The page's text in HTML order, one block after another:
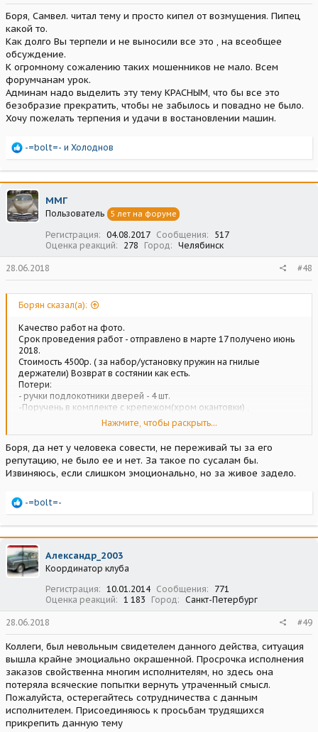
Боря, Самвел. читал тему и просто кипел от возмущения. Пипец
какой то.
Как долго Вы терпели и не выносили все это , на всеобщее
обсуждение.
К огромному сожалению таких мошенников не мало. Всем
форумчанам урок.
Админам надо выделить эту тему КРАСНЫМ, что бы все это
безобразие прекратить, чтобы не забылось и повадно не было.
Хочу пожелать терпения и удачи в востановлении машин.
Р
а
к
ц
и
и
-=bolt=- и Холоднов
ММГ
Пользователь 5 лет на форуме
Регистрация 04.08.2017 Сообщения
517
Оценка реакций
278 Город Челябинск
28.06.2018 #48
Борян сказал(а):
Качество работ на фото.
Срок проведения работ - отправлено в марте 17 получено июнь
2018.
Стоимость 4500р. ( за набор/установку пружин на гнилые
держатели) Возврат в состянии как есть.
Потери:
- ручки подлокотники дверей - 4 шт.
-Поручень в комплекте с крепежом(хром окантовки) ,
-пепельница в комплекте;
-Ручка салазок, одну запескоструили (на Фото)
- вагон моих нервов;
Обещания - найду - верну.
Надежды - честно нет.( последние обещания 22.06.18) На
Человек в январе 2018 извинялся, готовы был все исправить - Вот
результат. Мы пытались сохранить человеку репутацию, но....
Нажмите, чтобы раскрыть...
Боря, да нет у человека совести, не переживай ты за его
репутацию, не было ее и нет. За такое по сусалам бы.
Извиняюсь, если слишком эмоционально, но за живое задело.
Р
а
к
ц
и
и
-=bolt=-
Александр_2003
Координатор клуба
Регистрация
10.01.2014 Сообщения
771
Оценка реакций
1 183 Город Санкт-Петербург
28.06.2018 #49
Коллеги, был невольным свидетелем данного действа, ситуация
вышла крайне эмоциально окрашенной. Просрочка исполнения
заказов свойственна многим исполнителям, но здесь она
потеряла всяческие попытки вернуть утраченный смысл.
Пожалуйста, остерегайтесь сотрудничества с данным
исполнителем. Присоединяюсь к просьбам трудящихся
прикрепить данную тему